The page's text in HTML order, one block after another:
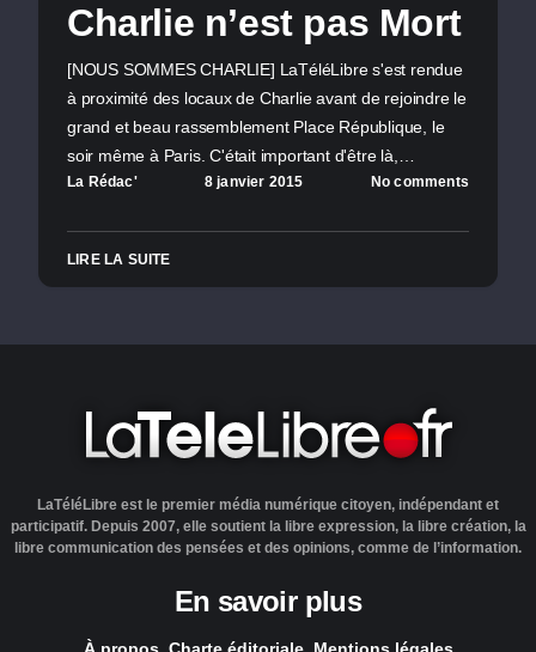
Charlie n’est pas Mort
[NOUS SOMMES CHARLIE] LaTéléLibre s'est rendue
à proximité des locaux de Charlie avant de rejoindre le
grand et beau rassemblement Place République, le
soir même à Paris. C'était important d'être là,…
La Rédac' 8 janvier 2015 No comments
LIRE LA SUITE
LaTéléLibre est le premier média numérique citoyen, indépendant et
participatif. Depuis 2007, elle soutient la libre expression, la libre création, la
libre communication des pensées et des opinions, comme de l’information.
En savoir plus